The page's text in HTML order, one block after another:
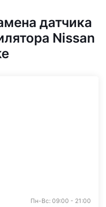
датчика
Nissan
Пн-Вс: 09:00 - 21:00